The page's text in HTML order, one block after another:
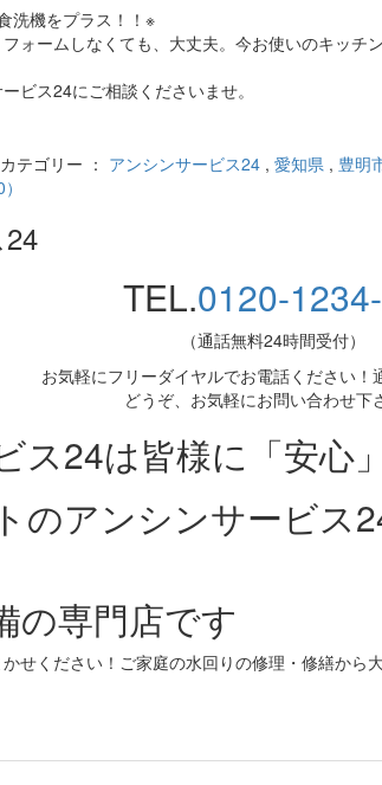
洗機をプラス！！※
ォームしなくても、大丈夫。今お使いのキッチ
ビス24にご相談くださいませ。
ゴリー ： アンシンサービス24 , 愛知県 , 豊明
TEL.0120-
（通話無料24時間受付）
お気軽にフリーダイヤルでお電話ください！
どうぞ、お気軽にお問い合わせ下
ス24は皆様に「安心
のアンシンサービス
の専門店です
せください！ご家庭の水回りの修理・修繕から